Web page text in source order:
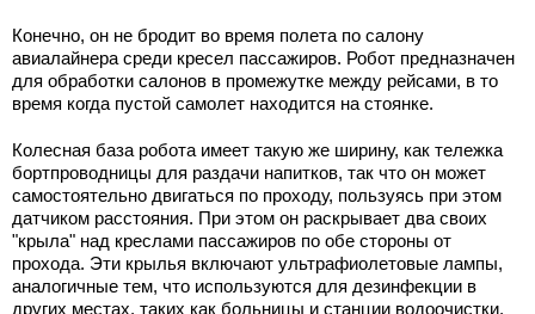
Конечно, он не бродит во время полета по салону
авиалайнера среди кресел пассажиров. Робот предназначен
для обработки салонов в промежутке между рейсами, в то
время когда пустой самолет находится на стоянке.
Колесная база робота имеет такую же ширину, как тележка
бортпроводницы для раздачи напитков, так что он может
самостоятельно двигаться по проходу, пользуясь при этом
датчиком расстояния. При этом он раскрывает два своих
"крыла" над креслами пассажиров по обе стороны от
прохода. Эти крылья включают ультрафиолетовые лампы,
аналогичные тем, что используются для дезинфекции в
других местах, таких как больницы и станции водоочистки.